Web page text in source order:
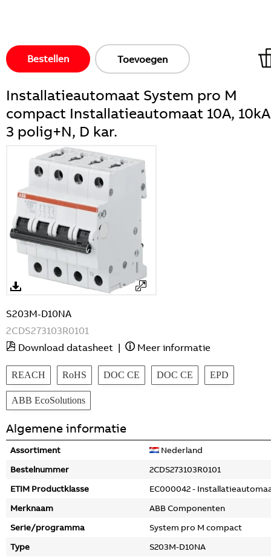
Bestellen Toevoegen
Installatieautomaat System pro M
compact Installatieautomaat 10A,
3 polig+N, D kar.
S203M-D10NA
2CDS273103R0101
Download datasheet | Meer informatie
REACH RoHS DOC CE DOC CE EPD
ABB EcoSolutions
Algemene informatie
Assortiment
Nederland
Bestelnummer
2CDS273103R0101
ETIM Productklasse
EC000042 -
Merknaam
ABB Componenten
Serie/programma
System pro M compact
Type
S203M-D10NA